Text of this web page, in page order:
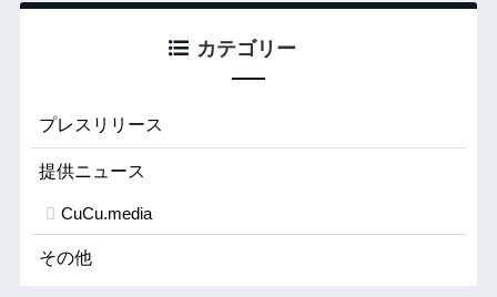
カテゴリー
プレスリリース
提供ニュース
CuCu.media
その他